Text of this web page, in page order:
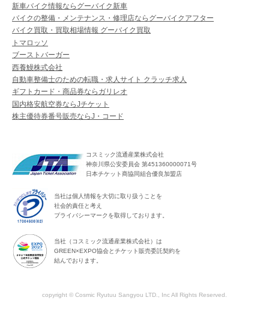
新車バイク情報ならグーバイク新車
バイクの整備・メンテナンス・修理店ならグーバイクアフター
バイク買取・買取相場情報 グーバイク買取
トマロッソ
ブーストバーガー
西養鰻株式会社
自動車整備士のための転職・求人サイト クラッチ求人
ギフトカード・商品券ならガリレオ
国内格安航空券ならJチケット
株主優待券番号販売ならJ・コード
コスミック流通産業株式会社
神奈川県公安委員会 第451360000071号
日本チケット商協同組合優良加盟店
当社は個人情報を大切に取り扱うことを
社会的責任と考え
プライバシーマークを取得しております。
当社（コスミック流通産業株式会社）は
GREEN×EXPO協会とチケット販売委託契約を
結んでおります。
copyright © Cosmic Ryutuu Sangyou LTD., Inc All Rights Reserved.